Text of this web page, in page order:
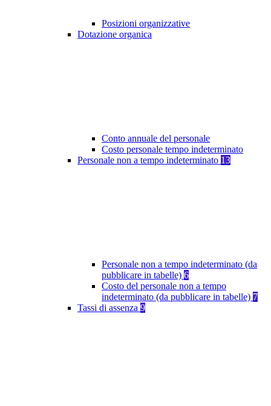
Posizioni organizzative
Dotazione organica
Conto annuale del personale
Costo personale tempo indeterminato
Personale non a tempo indeterminato 13
Personale non a tempo indeterminato (da
pubblicare in tabelle) 6
Costo del personale non a tempo
indeterminato (da pubblicare in tabelle) 7
Tassi di assenza 9